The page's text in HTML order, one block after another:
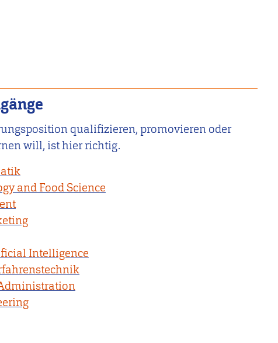
qualifizieren, promovieren oder
will, ist hier richtig.
and Food Science
Intelligence